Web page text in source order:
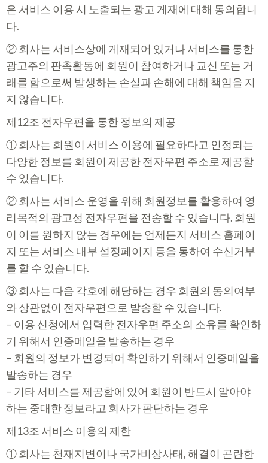
은 서비스 이용 시 노출되는 광고 게재에 대해 동의합니
다.
② 회사는 서비스상에 게재되어 있거나 서비스를 통한
광고주의 판촉활동에 회원이 참여하거나 교신 또는 거
래를 함으로써 발생하는 손실과 손해에 대해 책임을 지
지 않습니다.
제12조 전자우편을 통한 정보의 제공
① 회사는 회원이 서비스 이용에 필요하다고 인정되는
다양한 정보를 회원이 제공한 전자우편 주소로 제공할
수 있습니다.
② 회사는 서비스 운영을 위해 회원정보를 활용하여 영
리목적의 광고성 전자우편을 전송할 수 있습니다. 회원
이 이를 원하지 않는 경우에는 언제든지 서비스 홈페이
지 또는 서비스 내부 설정페이지 등을 통하여 수신거부
를 할 수 있습니다.
③ 회사는 다음 각호에 해당하는 경우 회원의 동의여부
와 상관없이 전자우편으로 발송할 수 있습니다.
– 이용 신청에서 입력한 전자우편 주소의 소유를 확인하
기 위해서 인증메일을 발송하는 경우
– 회원의 정보가 변경되어 확인하기 위해서 인증메일을
발송하는 경우
– 기타 서비스를 제공함에 있어 회원이 반드시 알아야
하는 중대한 정보라고 회사가 판단하는 경우
제13조 서비스 이용의 제한
① 회사는 천재지변이나 국가비상사태, 해결이 곤란한